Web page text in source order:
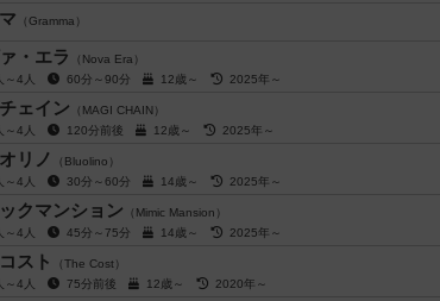
（Gramma）
・エラ
（Nova Era）
～4人
60分～90分 12歳～ 2025年～
ェイン （MAGI CHAIN）
～4人
120分前後 12歳～ 2025年～
リノ
（Bluolino）
～4人
30分～60分 14歳～ 2025年～
クマンション （Mimic Mansion）
～4人
45分～75分 14歳～ 2025年～
スト
（The Cost）
～4人
75分前後 12歳～ 2020年～